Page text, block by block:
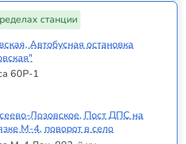
станции
Автобусная остановка
60Р-1
Лозовское, Пост ДПС на
М-4, поворот в село